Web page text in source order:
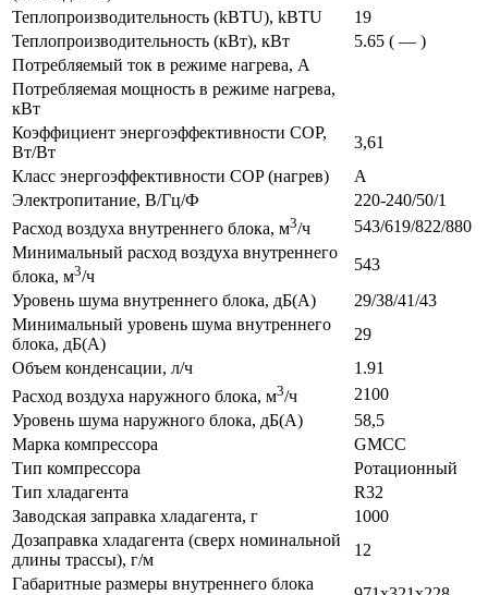
Теплопроизводительность (kBTU), kBTU
19
Теплопроизводительность (кВт), кВт
5.65 ( — )
Потребляемый ток в режиме нагрева, А
Потребляемая мощность в режиме нагрева,
кВт
Коэффициент энергоэффективности COP,
Вт/Вт
3,61
Класс энергоэффективности COP (нагрев)
A
Электропитание, В/Гц/Ф
220-240/50/1
Расход воздуха внутреннего блока, м3/ч
543/619/822/880
Минимальный расход воздуха внутреннего
блока, м3/ч
543
Уровень шума внутреннего блока, дБ(А)
29/38/41/43
Минимальный уровень шума внутреннего
блока, дБ(А)
29
Объем конденсации, л/ч
1.91
Расход воздуха наружного блока, м3/ч
2100
Уровень шума наружного блока, дБ(А)
58,5
Марка компрессора
GMCC
Тип компрессора
Ротационный
Тип хладагента
R32
Заводская заправка хладагента, г
1000
Дозаправка хладагента (сверх номинальной
длины трассы), г/м
12
Габаритные размеры внутреннего блока